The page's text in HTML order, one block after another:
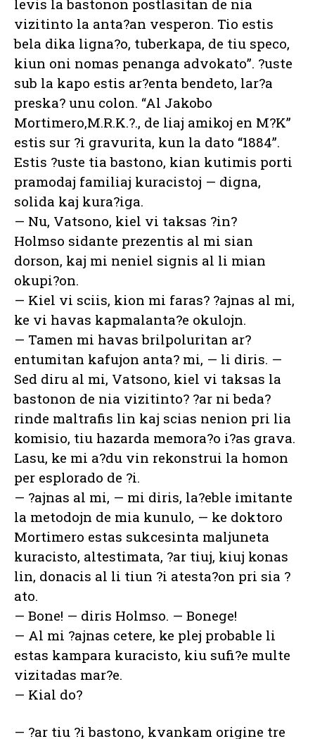
levis la bastonon postlasitan de nia
vizitinto la anta?an vesperon. Tio estis
bela dika ligna?o, tuberkapa, de tiu speco,
kiun oni nomas penanga advokato”. ?uste
sub la kapo estis ar?enta bendeto, lar?a
preska? unu colon. “Al Jakobo
Mortimero,M.R.K.?., de liaj amikoj en M?K”
estis sur ?i gravurita, kun la dato “1884”.
Estis ?uste tia bastono, kian kutimis porti
pramodaj familiaj kuracistoj — digna,
solida kaj kura?iga.
— Nu, Vatsono, kiel vi taksas ?in?
Holmso sidante prezentis al mi sian
dorson, kaj mi neniel signis al li mian
okupi?on.
— Kiel vi sciis, kion mi faras? ?ajnas al mi,
ke vi havas kapmalanta?e okulojn.
— Tamen mi havas brilpoluritan ar?
entumitan kafujon anta? mi, — li diris. —
Sed diru al mi, Vatsono, kiel vi taksas la
bastonon de nia vizitinto? ?ar ni beda?
rinde maltrafis lin kaj scias nenion pri lia
komisio, tiu hazarda memora?o i?as grava.
Lasu, ke mi a?du vin rekonstrui la homon
per esplorado de ?i.
— ?ajnas al mi, — mi diris, la?eble imitante
la metodojn de mia kunulo, — ke doktoro
Mortimero estas sukcesinta maljuneta
kuracisto, altestimata, ?ar tiuj, kiuj konas
lin, donacis al li tiun ?i atesta?on pri sia ?
ato.
— Bone! — diris Holmso. — Bonege!
— Al mi ?ajnas cetere, ke plej probable li
estas kampara kuracisto, kiu sufi?e multe
vizitadas mar?e.
— Kial do?
— ?ar tiu ?i bastono, kvankam origine tre